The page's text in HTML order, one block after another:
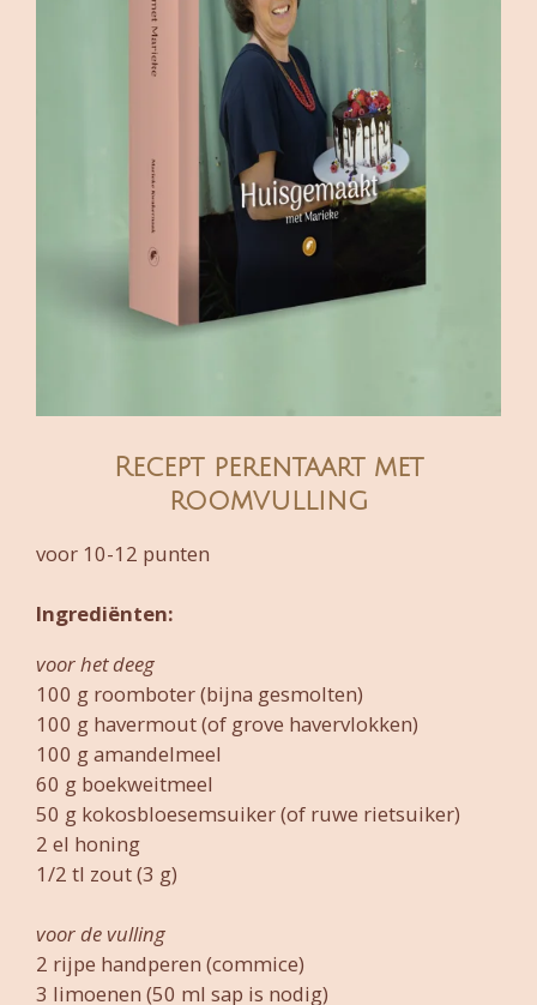
Recept perentaart met
roomvulling
voor 10-12 punten
Ingrediënten:
voor het deeg
100 g roomboter (bijna gesmolten)
100 g havermout (of grove havervlokken)
100 g amandelmeel
60 g boekweitmeel
50 g kokosbloesemsuiker (of ruwe rietsuiker)
2 el honing
1/2 tl zout (3 g)
voor de vulling
2 rijpe handperen (commice)
3 limoenen (50 ml sap is nodig)